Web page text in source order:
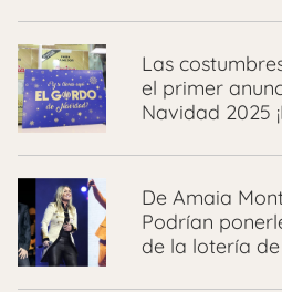
Las
el primer
Navidad 2025
De Amaia
Podrían
de la lotería